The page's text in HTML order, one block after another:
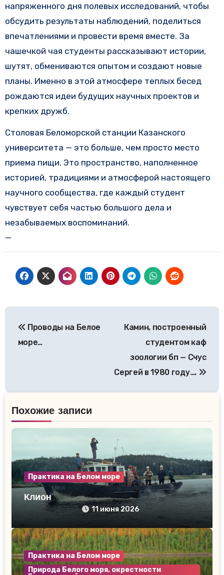
напряженного дня полевых исследований, чтобы
обсудить результаты наблюдений, поделиться
впечатлениями и провести время вместе. За
чашечкой чая студенты рассказывают истории,
шутят, обмениваются опытом и создают новые
планы. Именно в этой атмосфере теплых бесед
рождаются идеи будущих научных проектов и
крепких дружб.
Столовая Беломорской станции Казанского
университета — это больше, чем просто место
приема пищи. Это пространство, наполненное
историей, традициями и атмосферой настоящего
научного сообщества, где каждый студент
чувствует себя частью большого дела и
незабываемых воспоминаний.
—
по
Проводы на Белое
море…
Камин, построенный
студентом каф
зоологии бп — Счус
Сергей в 1980 году….
Похожие записи
Практика на Белом море
Клион
11 июня 2026
Практика на Белом море
Природа Белого моря, окрестности